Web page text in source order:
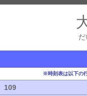
だ
※時刻表は以下の
109